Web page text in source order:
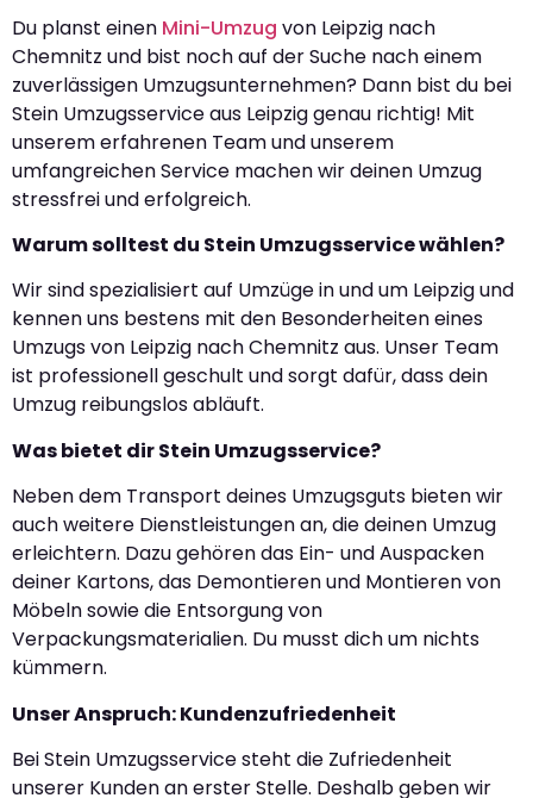
Du planst einen Mini-Umzug von Leipzig nach
Chemnitz und bist noch auf der Suche nach einem
zuverlässigen Umzugsunternehmen? Dann bist du bei
Stein Umzugsservice aus Leipzig genau richtig! Mit
unserem erfahrenen Team und unserem
umfangreichen Service machen wir deinen Umzug
stressfrei und erfolgreich.
Warum solltest du Stein Umzugsservice wählen?
Wir sind spezialisiert auf Umzüge in und um Leipzig und
kennen uns bestens mit den Besonderheiten eines
Umzugs von Leipzig nach Chemnitz aus. Unser Team
ist professionell geschult und sorgt dafür, dass dein
Umzug reibungslos abläuft.
Was bietet dir Stein Umzugsservice?
Neben dem Transport deines Umzugsguts bieten wir
auch weitere Dienstleistungen an, die deinen Umzug
erleichtern. Dazu gehören das Ein- und Auspacken
deiner Kartons, das Demontieren und Montieren von
Möbeln sowie die Entsorgung von
Verpackungsmaterialien. Du musst dich um nichts
kümmern.
Unser Anspruch: Kundenzufriedenheit
Bei Stein Umzugsservice steht die Zufriedenheit
unserer Kunden an erster Stelle. Deshalb geben wir